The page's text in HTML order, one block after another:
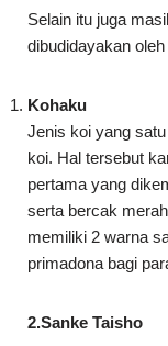
Selain itu juga
dibudidayakan
Kohaku
Jenis koi yang
koi. Hal tersebut
pertama yang
serta bercak
memiliki 2 warna
primadona bagi
2.Sanke Taisho